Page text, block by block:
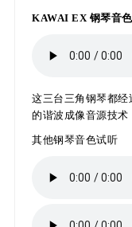
KAWAI EX 钢琴音
这三台三角钢琴都
的谐波成像音源技术
其他钢琴音色试听